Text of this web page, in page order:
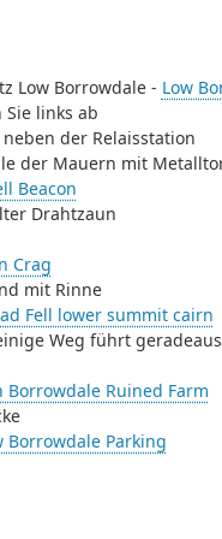
Low Borrowdale - Low
Sie links ab
der Relaisstation
der Mauern mit
Beacon
Drahtzaun
Crag
mit Rinne
Fell lower summit cairn
Weg führt
Borrowdale Ruined Farm
Borrowdale Parking